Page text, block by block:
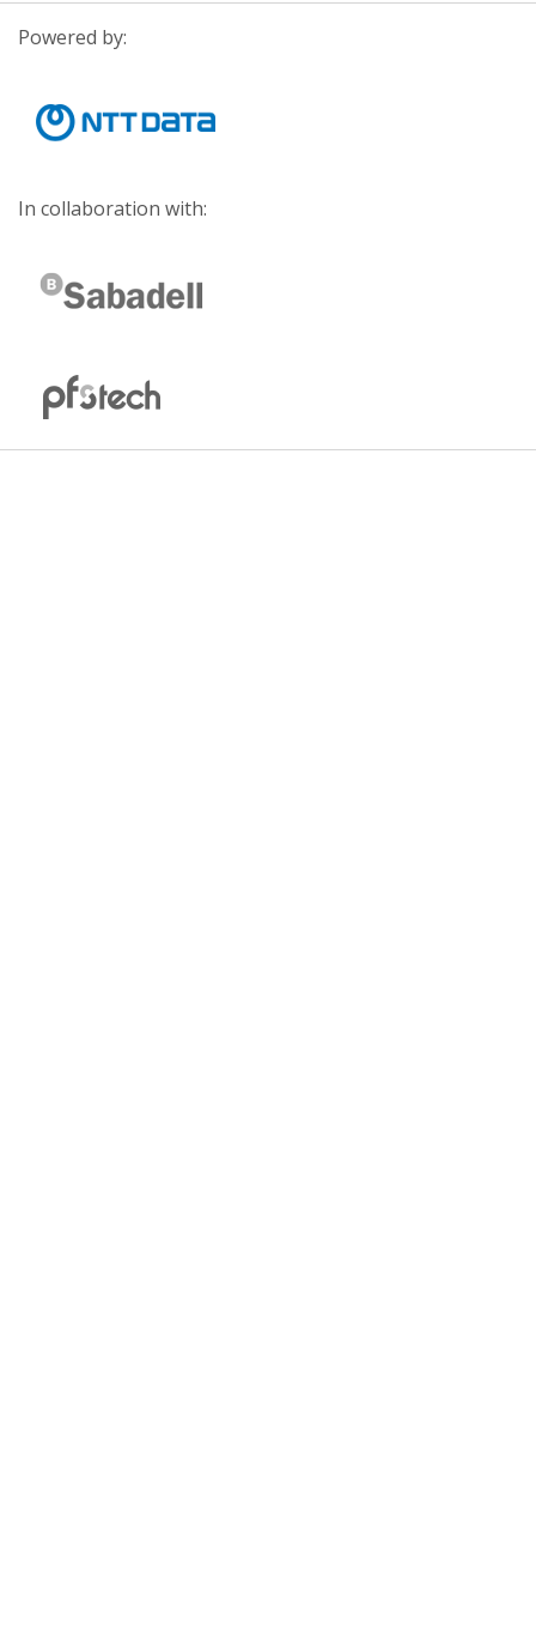
Powered by:
In collaboration with: